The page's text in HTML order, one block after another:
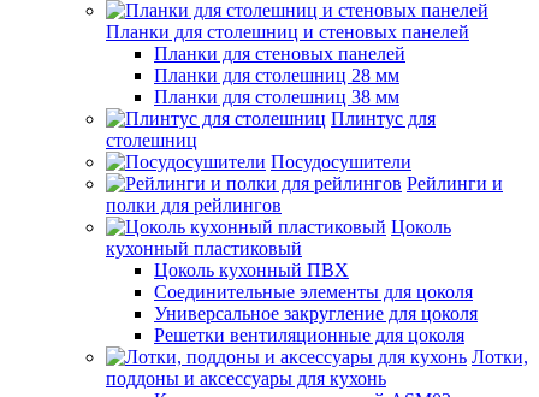
Планки для столешниц и стеновых панелей
Планки для стеновых панелей
Планки для столешниц 28 мм
Планки для столешниц 38 мм
Плинтус для
столешниц
Посудосушители
Рейлинги и
полки для рейлингов
Цоколь
кухонный пластиковый
Цоколь кухонный ПВХ
Соединительные элементы для цоколя
Универсальное закругление для цоколя
Решетки вентиляционные для цоколя
Лотки,
поддоны и аксессуары для кухонь